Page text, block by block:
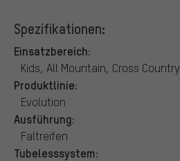
Spezifikationen:
Einsatzbereich:
Kids, All Mountain, Cross Country
Produktlinie:
Evolution
Ausführung:
Faltreifen
Tubelesssystem: